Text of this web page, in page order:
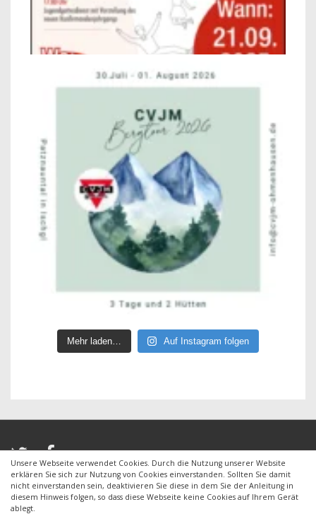
Unsere Webseite verwendet Cookies. Durch die Nutzung unserer Website
erklären Sie sich zur Nutzung von Cookies einverstanden. Sollten Sie damit
nicht einverstanden sein, deaktivieren Sie diese in dem Sie der Anleitung in
diesem Hinweis folgen, so dass diese Webseite keine Cookies auf Ihrem Gerät
ablegt.
Mehr laden… Auf Instagram folgen
Copyright © 2026